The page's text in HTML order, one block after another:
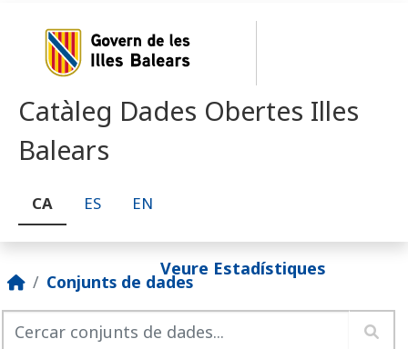
Catàleg Dades Obertes Illes
Balears
CA ES EN
Veure Estadístiques
Conjunts de dades